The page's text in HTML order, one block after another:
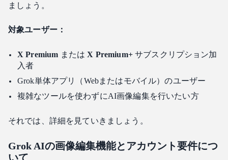
マルチモーダルペイロードのマッピング
プロンプトの公式
反対編集変数の活用
トラブルシューティング：Grok AI画像編集の制限と品質
解像度とアスペクト比のオプション
ウォーターマーク
ましょう。
対象ユーザー：
X Premium またはX Premium+サブスクリプション加
入者
Grok単体アプリ（Webまたはモバイル）のユーザー
複雑なツールを使わずにAI画像編集を行いたい方
それでは、詳細を見ていきましょう。
Grok AIの画像編集機能とアカウント要件につ
いて